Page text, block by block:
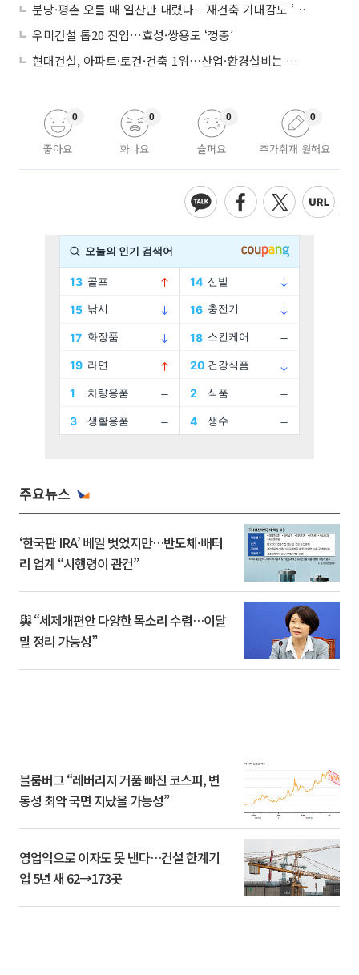
분당·평촌 오를 때 일산만 내렸다…재건축 기대감도 ‘무색’
우미건설 톱20 진입…효성·쌍용도 ‘껑충’
현대건설, 아파트·토건·건축 1위…산업·환경설비는 삼성E&A
좋아요
0
화나요
0
슬퍼요
0
추가취재 원해요
0
주요뉴스
‘한국판 IRA’ 베일 벗었지만…반도체·배터
리 업계 “시행령이 관건”
與 “세제개편안 다양한 목소리 수렴…이달
말 정리 가능성”
블룸버그 “레버리지 거품 빠진 코스피, 변
동성 최악 국면 지났을 가능성”
영업익으로 이자도 못 낸다…건설 한계기
업 5년 새 62→173곳